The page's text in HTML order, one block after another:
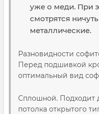
уже о меди. При
смотрятся
металлические.
Разновидности
Перед подшивкой
оптимальный вид
Сплошной. Подходит
потолка открытого